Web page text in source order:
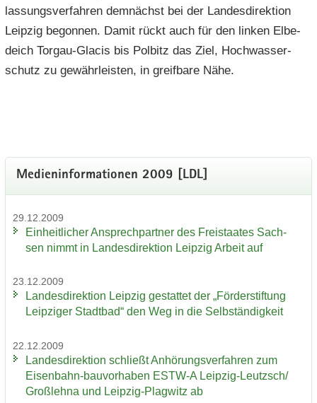
las­sungs­ver­fah­ren dem­nächst bei der Lan­des­di­rek­ti­on
Leip­zig be­gon­nen. Damit rückt auch für den lin­ken El­be­
deich Torgau-​Glacis bis Pol­bitz das Ziel, Hoch­was­ser­
schutz zu ge­währ­leis­ten, in greif­ba­re Nähe.
Me­di­en­in­for­ma­tio­nen 2009 [LDL]
29.12.2009
Ein­heit­li­cher An­sprech­part­ner des Frei­staa­tes Sach­
sen nimmt in Lan­des­di­rek­ti­on Leip­zig Ar­beit auf
23.12.2009
Lan­des­di­rek­ti­on Leip­zig ge­stat­tet der „För­der­stif­tung
Leip­zi­ger Stadt­bad“ den Weg in die Selb­stän­dig­keit
22.12.2009
Lan­des­di­rek­ti­on schließt An­hö­rungs­ver­fah­ren zum
Eisenbahn-​bauvorhaben ESTW-​A Leipzig-​Leutzsch/
Groß­leh­na und Leipzig-​Plagwitz ab